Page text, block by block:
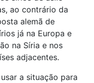
ao contrário da
alemã de
já na Europa e
na Síria e nos
adjacentes.
a situação para